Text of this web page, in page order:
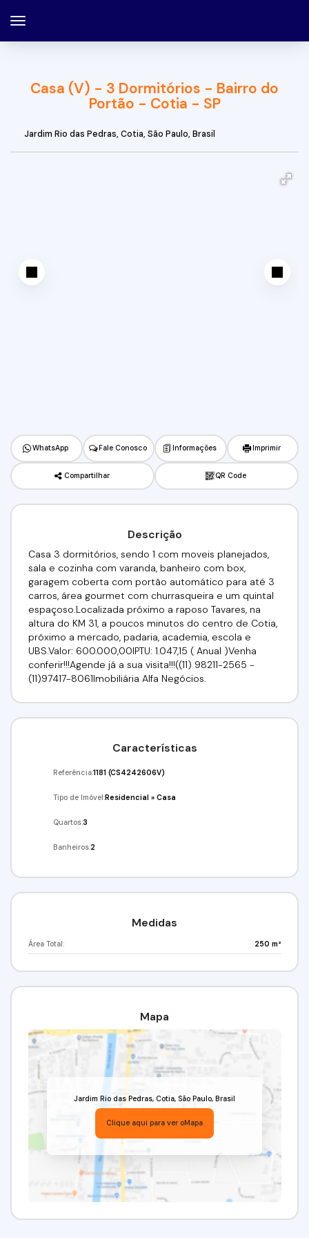
Casa (V) - 3 Dormitórios - Bairro do
Portão - Cotia - SP
Jardim Rio das Pedras, Cotia, São Paulo, Brasil
WhatsApp Fale Conosco Informações Imprimir
Compartilhar QR Code
Descrição
Casa 3 dormitórios, sendo 1 com moveis planejados,
sala e cozinha com varanda, banheiro com box,
garagem coberta com portão automático para até 3
carros, área gourmet com churrasqueira e um quintal
espaçoso.Localizada próximo a raposo Tavares, na
altura do KM 31, a poucos minutos do centro de Cotia,
próximo a mercado, padaria, academia, escola e
UBS.Valor: 600.000,00IPTU: 1.047,15 ( Anual )Venha
conferir!!!Agende já a sua visita!!!((11) 98211-2565 -
(11)97417-8061Imobiliária Alfa Negócios.
Características
Referência:1181 (CS4242606V)
Tipo de Imóvel:Residencial »Casa
Quartos:3
Banheiros:2
Medidas
Área Total: 250 m²
Mapa
Jardim Rio das Pedras, Cotia, São Paulo, Brasil
Clique aqui para ver oMapa